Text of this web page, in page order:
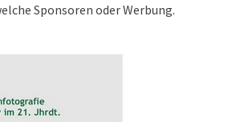
Sponsoren oder Werbung.